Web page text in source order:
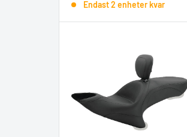
Endast 2 enheter kvar